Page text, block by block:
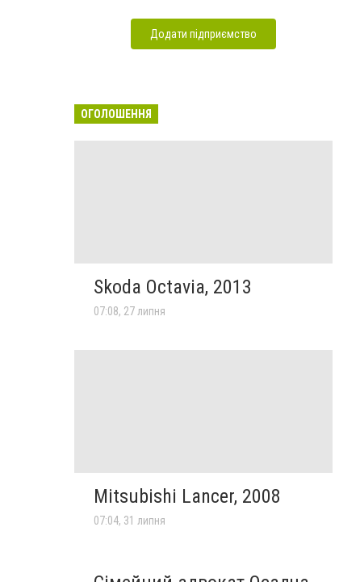
Додати підприємство
ОГОЛОШЕННЯ
Skoda Octavia, 2013
07:08, 27 липня
Mitsubishi Lancer, 2008
07:04, 31 липня